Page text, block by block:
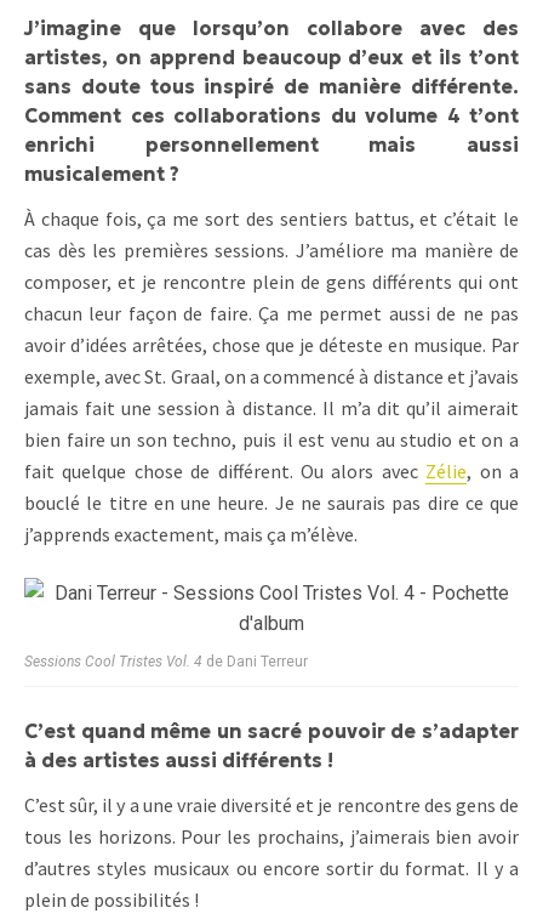
J’imagine que lorsqu’on collabore avec des
artistes, on apprend beaucoup d’eux et ils t’ont
sans doute tous inspiré de manière différente.
Comment ces collaborations du volume 4 t’ont
enrichi personnellement mais aussi
musicalement ?
À chaque fois, ça me sort des sentiers battus, et c’était le
cas dès les premières sessions. J’améliore ma manière de
composer, et je rencontre plein de gens différents qui ont
chacun leur façon de faire. Ça me permet aussi de ne pas
avoir d’idées arrêtées, chose que je déteste en musique. Par
exemple, avec St. Graal, on a commencé à distance et j’avais
jamais fait une session à distance. Il m’a dit qu’il aimerait
bien faire un son techno, puis il est venu au studio et on a
fait quelque chose de différent. Ou alors avec Zélie, on a
bouclé le titre en une heure. Je ne saurais pas dire ce que
j’apprends exactement, mais ça m’élève.
Sessions Cool Tristes Vol. 4 de Dani Terreur
C’est quand même un sacré pouvoir de s’adapter
à des artistes aussi différents !
C’est sûr, il y a une vraie diversité et je rencontre des gens de
tous les horizons. Pour les prochains, j’aimerais bien avoir
d’autres styles musicaux ou encore sortir du format. Il y a
plein de possibilités !